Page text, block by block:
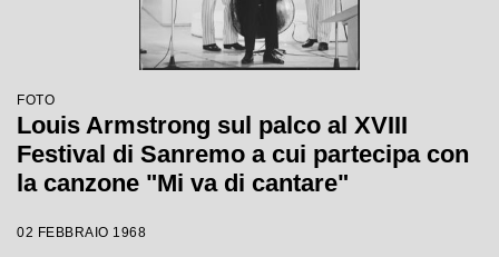
FOTO
Louis Armstrong sul palco al XVIII
Festival di Sanremo a cui partecipa con
la canzone "Mi va di cantare"
02 FEBBRAIO 1968